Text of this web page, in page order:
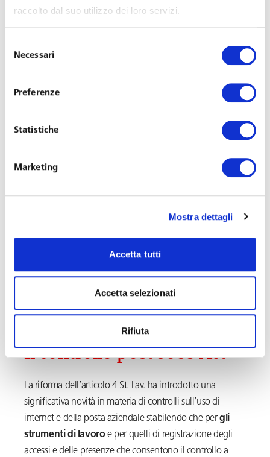
raccolto dal suo utilizzo dei loro servizi.
delNecessari
Preferenze
Statistiche
Marketing
Mostra dettagli
Accetta tutti
Accetta selezionati
Rifiuta
dati del traffico internet del dipendente
scaricati, ma limitandosi a valutare i dettagli del
del traffico).
Tale comportamento non coinvolge profili di violazione
della privacy considerato che i dati non forniscono
delle sue scelte politiche, religiose, sessuali, ma restano
non ha avuto ad
adempimento, ma esclusivamente la realizzazione
della sua integrità e del regolare funzionamento e della
sicurezza degli impianti.
Il controllo post Jobs Act
La riforma dell’articolo 4 St. Lav. ha introdotto una
significativa novità in materia di controlli sull’uso di
internet e della posta aziendale stabilendo che pergli
strumenti di lavoroe per quelli di registrazione degli
accessi e delle presenze che consentono il controllo a